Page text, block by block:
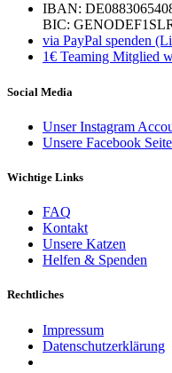
IBAN:
BIC:
via PayPal spenden
1€ Teaming Mitglied
Social Media
Unser Instagram
Unsere Facebook Seite
Wichtige Links
FAQ
Kontakt
Unsere Katzen
Helfen & Spenden
Rechtliches
Impressum
Datenschutzerklärung